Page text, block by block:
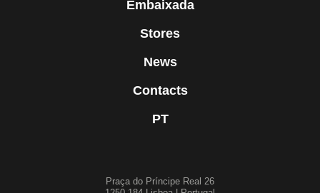
Embaixada
Stores
News
Contacts
PT
Praça do Príncipe Real 26